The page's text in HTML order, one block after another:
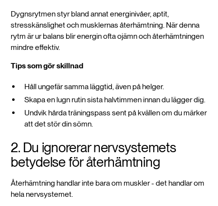
Dygnsrytmen styr bland annat energinivåer, aptit,
stresskänslighet och musklernas återhämtning. När denna
rytm är ur balans blir energin ofta ojämn och återhämtningen
mindre effektiv.
Tips som gör skillnad
Håll ungefär samma läggtid, även på helger.
Skapa en lugn rutin sista halvtimmen innan du lägger dig.
Undvik hårda träningspass sent på kvällen om du märker
att det stör din sömn.
2. Du ignorerar nervsystemets
betydelse för återhämtning
Återhämtning handlar inte bara om muskler - det handlar om
hela nervsystemet.